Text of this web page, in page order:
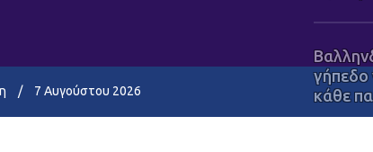
γήπεδο
κάθε
/ 7 Αυγούστου 2026